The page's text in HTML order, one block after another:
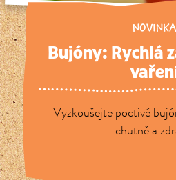
NOVINKA
Bujóny: Rychlá
Vyzkoušejte poctivé
chutně a